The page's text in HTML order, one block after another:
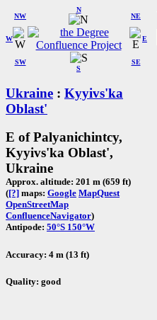
W
NW
N
NE
SW
S
SE
E
Ukraine : Kyyivs'ka
Oblast'
E of Palyanichintcy,
Kyyivs'ka Oblast',
Ukraine
Approx. altitude: 201 m (659 ft)
([?] maps: Google MapQuest
OpenStreetMap
ConfluenceNavigator)
Antipode: 50°S 150°W
Accuracy: 4 m (13 ft)
Quality: good